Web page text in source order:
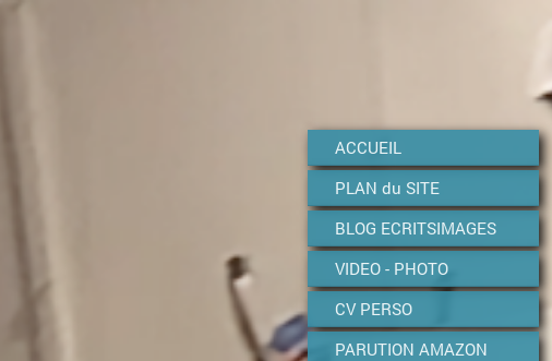
ACCUEIL
PLAN du SITE
BLOG ECRITSIMAGES
VIDEO - PHOTO
CV PERSO
PARUTION AMAZON